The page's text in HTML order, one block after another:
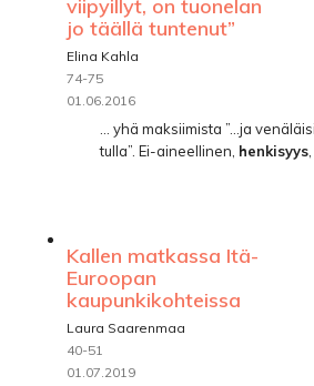
viipyillyt, on tuonelan
jo täällä tuntenut”
Elina Kahla
74-75
01.06.2016
... yhä maksiimista ”…ja
tulla”. Ei-aineellinen, henkisyys
Kallen matkassa Itä-
Euroopan
kaupunkikohteissa
Laura Saarenmaa
40-51
01.07.2019